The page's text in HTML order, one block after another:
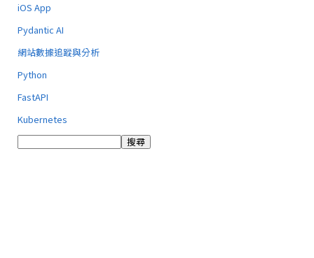
iOS App
Pydantic AI
網站數據追蹤與分析
Python
FastAPI
Kubernetes